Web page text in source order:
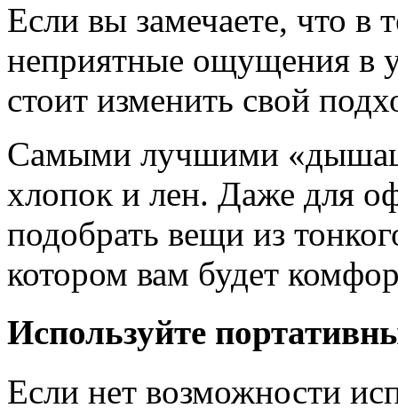
Если вы замечаете, что в
неприятные ощущения в
стоит изменить свой
Самыми лучшими
хлопок и лен. Даже для
подобрать вещи из
котором вам будет
Используйте
Если нет возможности